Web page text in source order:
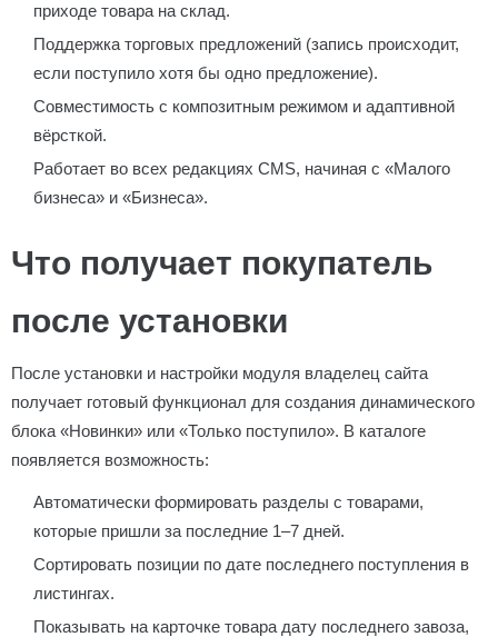
приходе товара на склад.
Поддержка торговых предложений (запись происходит,
если поступило хотя бы одно предложение).
Совместимость с композитным режимом и адаптивной
вёрсткой.
Работает во всех редакциях CMS, начиная с «Малого
бизнеса» и «Бизнеса».
Что получает покупатель
после установки
После установки и настройки модуля владелец сайта
получает готовый функционал для создания динамического
блока «Новинки» или «Только поступило». В каталоге
появляется возможность:
Автоматически формировать разделы с товарами,
которые пришли за последние 1–7 дней.
Сортировать позиции по дате последнего поступления в
листингах.
Показывать на карточке товара дату последнего завоза,